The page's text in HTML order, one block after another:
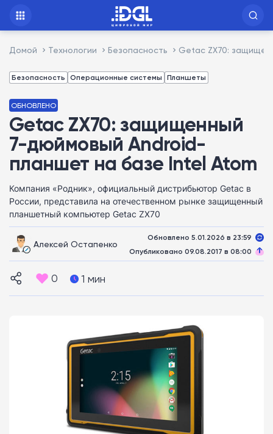
Домой Технологии Безопасность Getac ZX70:
Безопасность Операционные системы Планшеты
ОБНОВЛЕНО
Getac ZX70: защищенный
7-дюймовый Android-
планшет на базе Intel Atom
Компания «Родник», официальный дистрибьютор Getac в
России, представила на отечественном рынке защищенный
планшетный компьютер Getac ZX70
Алексей Остапенко
Обновлено 5.01.2026 в 23:59
Опубликовано 09.08.2017 в 08:00
0 1 мин